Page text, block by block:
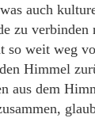
auch
zu
weit weg
Himmel
aus dem